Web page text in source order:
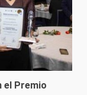
el Premio